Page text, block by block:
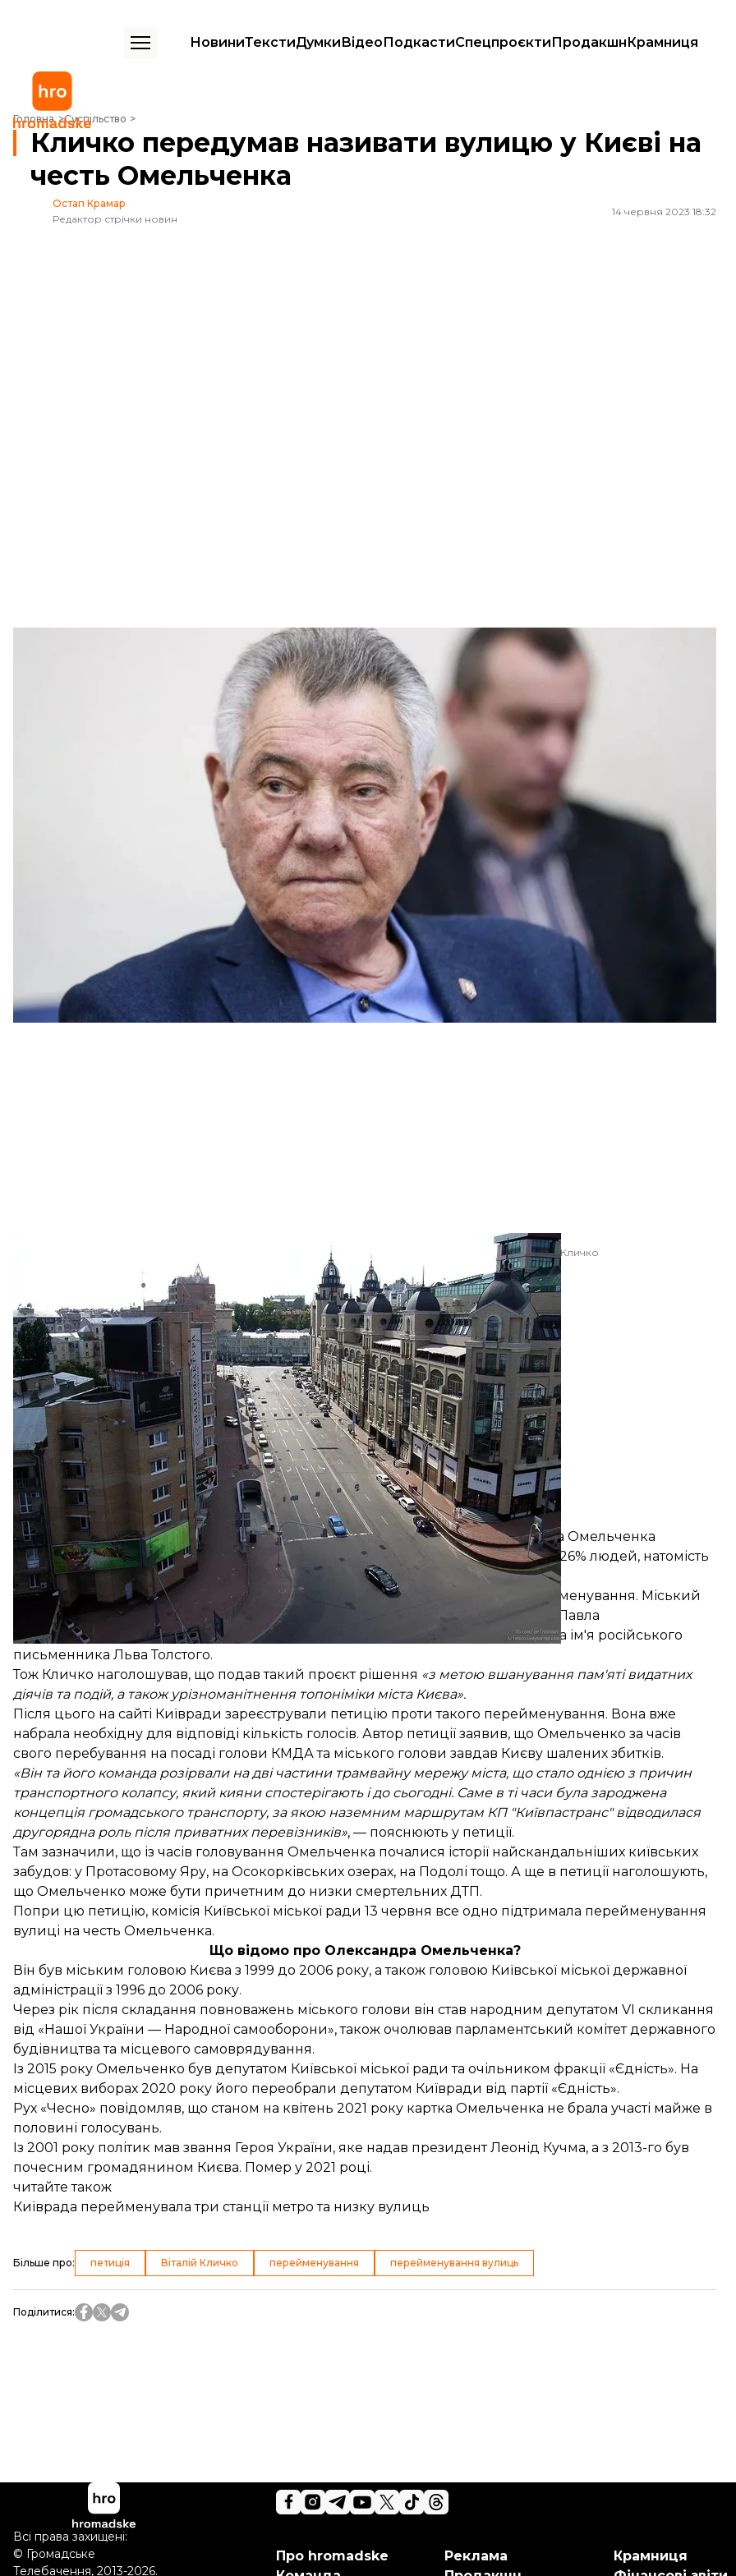
НовиниТекстиДумкиВідеоПодкастиСпецпроєктиПродакшнКрамниця
Головна Суспільство
Кличко передумав називати вулицю у Києві на честь Омельченка
Кличко передумав називати вулицю у Києві на
честь Омельченка
Остап Крамар
Редактор стрічки новин
14 червня 2023 18:32
Колишній Київський міський голова Олександр Омельченко під час круглого столу на тему: «Земля і мир» у Києві, 27 лютого 2020
року
В'ячеслав Ратинський / УНІАН
Міський голова Києва Віталій Кличко заявив, що 14 червня підтримав петицію з вимогою не
називати вулицю гетьмана Павла Скоропадського в Києві іменем колишнього міського голови
у Telegram.
Очільник столиці заявив, що перейменування будь-якої іншої вулиці на честь Олександра
Омельченка повторно виноситимуть на голосування в застосунку «Київ Цифровий», як це
рекомендувала робити одна з комісій Київради.
Вулиця гетьмана Павла Скоропадського, яку пропонував перейменувати Віталій Кличко
«Вікіпедія» / Artemka
Що передувало?
У січні ідею надання вулиці гетьмана Павла Скоропадського імені Олександра Омельченка
виносили на голосування у застосунку «Київ Цифровий». Її підтримали тільки 26% людей, натомість
74% висловилися проти цього.
Та вже у червні Кличко офіційно запропонував Київраді
здійснити таке перейменування. Міський
голова зазначив, що з початку року в місті з'явилася ще одна вулиця гетьмана Павла
Скоропадського: у березні в межах дерусифікації так назвали вулицю, яка мала ім'я російського
письменника Льва Толстого.
Тож Кличко наголошував, що подав такий проєкт рішення «з метою вшанування пам'яті видатних
діячів та подій, а також урізноманітнення топоніміки міста Києва».
Після цього на сайті Київради зареєстрували петицію проти такого перейменування. Вона вже
набрала необхідну для відповіді кількість голосів. Автор петиції заявив, що Омельченко за часів
свого перебування на посаді голови КМДА та міського голови завдав Києву шалених збитків.
«Він та його команда розірвали на дві частини трамвайну мережу міста, що стало однією з причин
транспортного колапсу, який кияни спостерігають і до сьогодні. Саме в ті часи була зароджена
концепція громадського транспорту, за якою наземним маршрутам КП "Київпастранс" відводилася
другорядна роль після приватних перевізників», — пояснюють у петиції.
Там зазначили, що із часів головування Омельченка почалися історії найскандальніших київських
забудов: у Протасовому Яру, на Осокорківських озерах, на Подолі тощо. А ще в петиції наголошують,
що Омельченко може бути причетним до низки смертельних ДТП.
Попри цю петицію, комісія Київської міської ради 13 червня все одно підтримала перейменування
вулиці на честь Омельченка.
Що відомо про Олександра Омельченка?
Він був міським головою Києва з 1999 до 2006 року, а також головою Київської міської державної
адміністрації з 1996 до 2006 року.
Через рік після складання повноважень міського голови він став народним депутатом VI скликання
від «Нашої України — Народної самооборони», також очолював парламентський комітет державного
будівництва та місцевого самоврядування.
Із 2015 року Омельченко був депутатом Київської міської ради та очільником фракції «Єдність». На
місцевих виборах 2020 року його переобрали депутатом Київради від партії «Єдність».
Рух «Чесно» повідомляв, що станом на квітень 2021 року картка Омельченка не брала участі майже в
половині голосувань.
Із 2001 року політик мав звання Героя України, яке надав президент Леонід Кучма, а з 2013-го був
почесним громадянином Києва. Помер у 2021 році.
читайте також
Київрада перейменувала три станції метро та низку вулиць
Більше про: петиція Віталій Кличко перейменування перейменування вулиць
Поділитися:
Про hromadske
Реклама
Крамниця
Всі права захищені:
© Громадське
Телебачення, 2013-2026.